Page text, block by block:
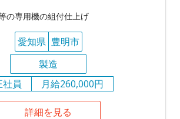
の専用機の組付仕上げ
愛知県 豊明市
製造
社員
月給260,000円
詳細を見る